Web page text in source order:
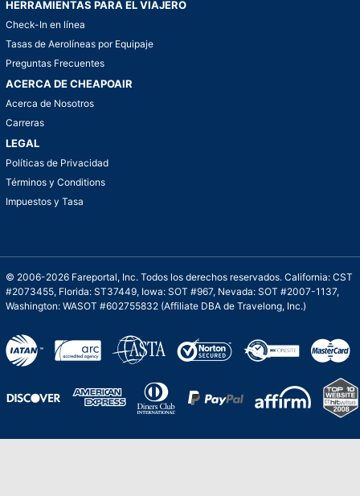
HERRAMIENTAS PARA EL VIAJERO
Check-In en línea
Tasas de Aerolíneas por Equipaje
Preguntas Frecuentes
ACERCA DE CHEAPOAIR
Acerca de Nosotros
Carreras
LEGAL
Políticas de Privacidad
Términos y Conditions
Impuestos y Tasa
© 2006-2026 Fareportal, Inc. Todos los derechos reservados. California: CST
#2073455, Florida: ST37449, Iowa: SOT #967, Nevada: SOT #2007-1137,
Washington: WASOT #602755832 (Affiliate DBA de Travelong, Inc.)